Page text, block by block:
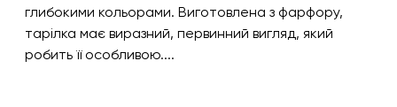
глибокими кольорами. Виготовлена з фарфору,
тарілка має виразний, первинний вигляд, який
робить її особливою....